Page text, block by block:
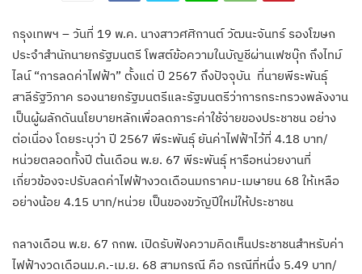
กรุงเทพฯ – วันที่ 19 พ.ค. นางสาวศศิกานต์ วัฒนะจันทร์ รองโฆษก
ประจำสำนักนายกรัฐมนตรี โพสต์ข้อความในบัญชีผ่านเฟซบุ๊ก ถึงไทม์
ไลน์ “การลดค่าไฟฟ้า” ตั้งแต่ ปี 2567 ถึงปัจจุบัน ที่นายพีระพันธุ์
สาลีรัฐวิภาค รองนายกรัฐมนตรีและรัฐมนตรีว่าการกระทรวงพลังงาน
เป็นผู้ผลักดันนโยบายหลักเพื่อลดภาระค่าใช้จ่ายของประชาชน อย่าง
ต่อเนื่อง โดยระบุว่า ปี 2567 พีระพันธุ์ ยันค่าไฟฟ้าไว้ที่ 4.18 บาท/
หน่วยตลอดทั้งปี ต้นเดือน พ.ย. 67 พีระพันธุ์ หารือหน่วยงานที่
เกี่ยวข้องจะปรับลดค่าไฟฟ้างวดเดือนมกราคม-เมษายน 68 ให้เหลือ
อย่างน้อย 4.15 บาท/หน่วย เป็นของขวัญปีใหม่ให้ประชาชน
กลางเดือน พ.ย. 67 กกพ. เปิดรับฟังความคิดเห็นประชาชนสำหรับค่า
ไฟฟ้างวดเดือนม.ค.-เม.ย. 68 สามกรณี คือ กรณีที่หนึ่ง 5.49 บาท/